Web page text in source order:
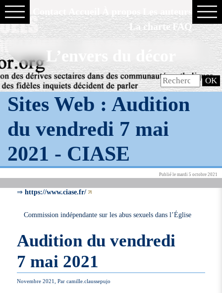
La charte FAQ
L’envers du décor
Sites Web : Audition
du vendredi 7 mai
2021 - CIASE
Publié le mardi 5 octobre 2021
⇒https://www.ciase.fr/
Commission indépendante sur les abus sexuels dans l’Église
Audition du vendredi
7 mai 2021
Novembre 2021, Par camille.claussepujo